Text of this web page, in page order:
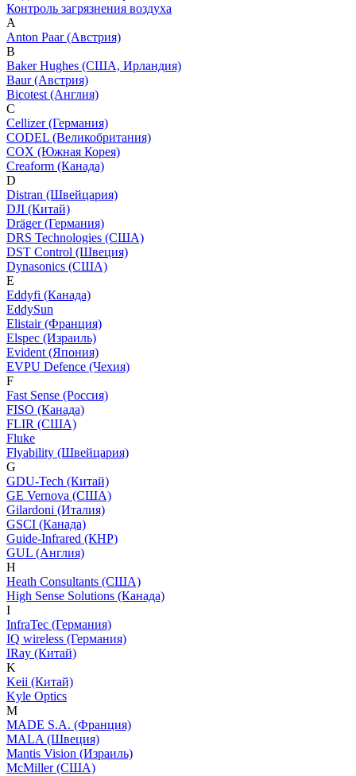
Контроль загрязнения воздуха
A
Anton Paar (Австрия)
B
Baker Hughes (США, Ирландия)
Baur (Австрия)
Bicotest (Англия)
C
Cellizer (Германия)
CODEL (Великобритания)
COX (Южная Корея)
Creaform (Канада)
D
Distran (Швейцария)
DJI (Китай)
Dräger (Германия)
DRS Technologies (США)
DST Control (Швеция)
Dynasonics (США)
E
Eddyfi (Канада)
EddySun
Elistair (Франция)
Elspec (Израиль)
Evident (Япония)
EVPU Defence (Чехия)
F
Fast Sense (Россия)
FISO (Канада)
FLIR (США)
Fluke
Flyability (Швейцария)
G
GDU-Tech (Китай)
GE Vernova (США)
Gilardoni (Италия)
GSCI (Канада)
Guide-Infrared (КНР)
GUL (Англия)
H
Heath Consultants (США)
High Sense Solutions (Канада)
I
InfraTec (Германия)
IQ wireless (Германия)
IRay (Китай)
K
Keii (Китай)
Kyle Optics
M
MADE S.A. (Франция)
MALA (Швеция)
Mantis Vision (Израиль)
McMiller (США)